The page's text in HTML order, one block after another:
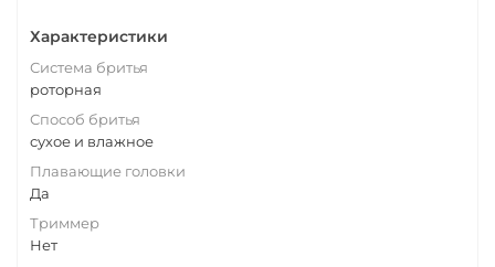
Характеристики
Система бритья
роторная
Способ бритья
сухое и влажное
Плавающие головки
Да
Триммер
Нет